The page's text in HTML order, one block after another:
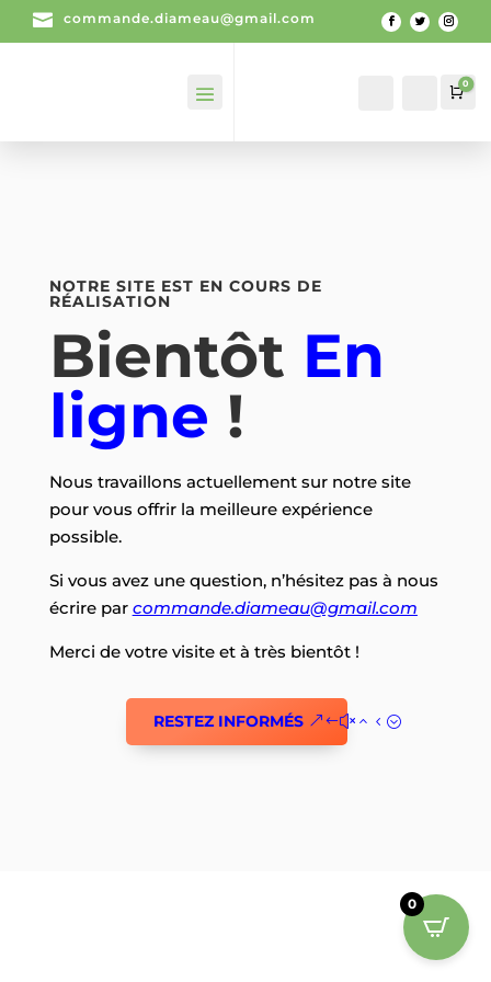
 commande.diameau@gmail.com
0
NOTRE SITE EST EN COURS DE
RÉALISATION
Bientôt En
ligne !
Nous travaillons actuellement sur notre site
pour vous offrir la meilleure expérience
possible.
Si vous avez une question, n’hésitez pas à nous
écrire par commande.diameau@gmail.com
Merci de votre visite et à très bientôt !
RESTEZ INFORMÉS
0